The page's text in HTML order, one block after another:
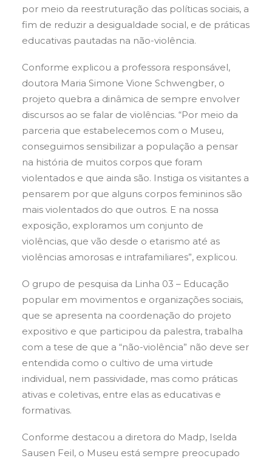
por meio da reestruturação das políticas sociais, a
fim de reduzir a desigualdade social, e de práticas
educativas pautadas na não-violência.
Conforme explicou a professora responsável,
doutora Maria Simone Vione Schwengber, o
projeto quebra a dinâmica de sempre envolver
discursos ao se falar de violências. “Por meio da
parceria que estabelecemos com o Museu,
conseguimos sensibilizar a população a pensar
na história de muitos corpos que foram
violentados e que ainda são. Instiga os visitantes a
pensarem por que alguns corpos femininos são
mais violentados do que outros. E na nossa
exposição, exploramos um conjunto de
violências, que vão desde o etarismo até as
violências amorosas e intrafamiliares”, explicou.
O grupo de pesquisa da Linha 03 – Educação
popular em movimentos e organizações sociais,
que se apresenta na coordenação do projeto
expositivo e que participou da palestra, trabalha
com a tese de que a “não-violência” não deve ser
entendida como o cultivo de uma virtude
individual, nem passividade, mas como práticas
ativas e coletivas, entre elas as educativas e
formativas.
Conforme destacou a diretora do Madp, Iselda
Sausen Feil, o Museu está sempre preocupado